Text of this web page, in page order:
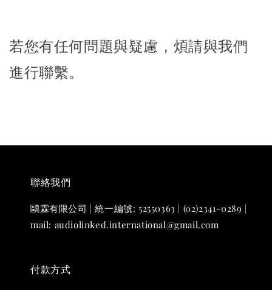
若您有任何問題與疑慮，煩請與我們
進行聯繫。
聯絡我們
鷗霖有限公司 | 統一編號: 52550363 | (02)2341-0289 |
mail: audiolinked.international@gmail.com
付款方式